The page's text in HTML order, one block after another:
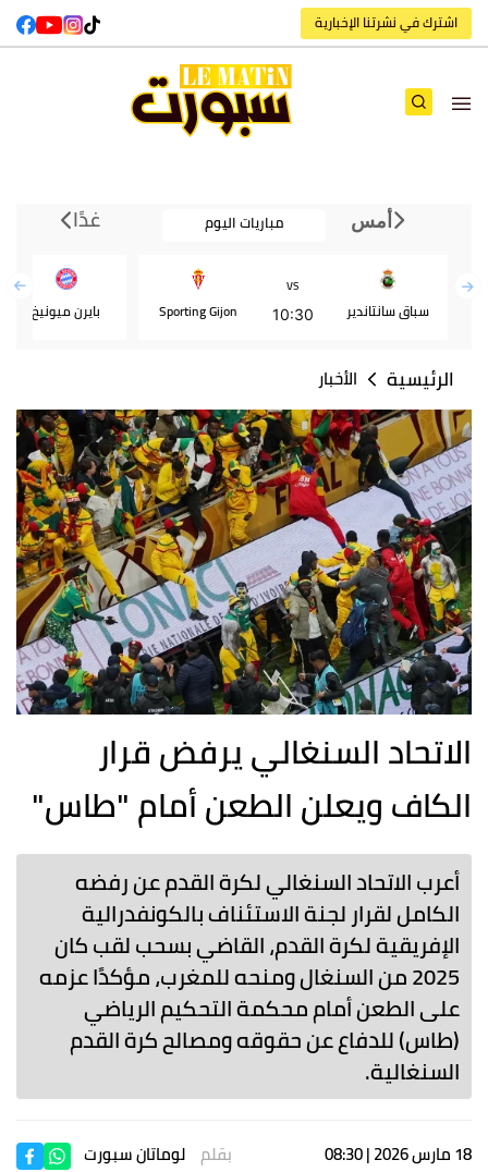
اشترك في نشرتنا الإخبارية
أمس مباريات اليوم غدًا
سباق سانتاندير
VS
10:30
Sporting Gijon بايرن ميونيخ
الرئيسية الأخبار
الاتحاد السنغالي يرفض قرار
الكاف ويعلن الطعن أمام "طاس"
أعرب الاتحاد السنغالي لكرة القدم عن رفضه
الكامل لقرار لجنة الاستئناف بالكونفدرالية
الإفريقية لكرة القدم، القاضي بسحب لقب كان
2025 من السنغال ومنحه للمغرب، مؤكدًا عزمه
على الطعن أمام محكمة التحكيم الرياضي
(طاس) للدفاع عن حقوقه ومصالح كرة القدم
السنغالية.
18 مارس 2026 | 08:30 بقلم لوماتان سبورت